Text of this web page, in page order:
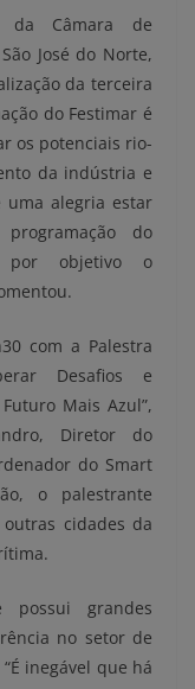
da Câmara de
José do Norte,
da terceira
do Festimar é
os potenciais rio-
da indústria e
uma alegria estar
do
por objetivo o
com a Palestra
Desafios e
Mais Azul”,
Diretor do
do Smart
o palestrante
cidades da
possui grandes
no setor de
inegável que há